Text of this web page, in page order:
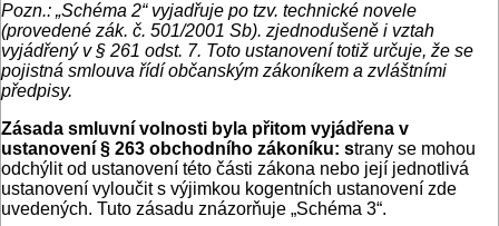
Pozn.: „Schéma 2“ vyjadřuje po tzv. technické novele
(provedené zák. č. 501/2001 Sb). zjednodušeně i vztah
vyjádřený v § 261 odst. 7. Toto ustanovení totiž určuje, že se
pojistná smlouva řídí občanským zákoníkem a zvláštními
předpisy.
Zásada smluvní volnosti byla přitom vyjádřena v
ustanovení § 263 obchodního zákoníku: strany se mohou
odchýlit od ustanovení této části zákona nebo její jednotlivá
ustanovení vyloučit s výjimkou kogentních ustanovení zde
uvedených. Tuto zásadu znázorňuje „Schéma 3“.